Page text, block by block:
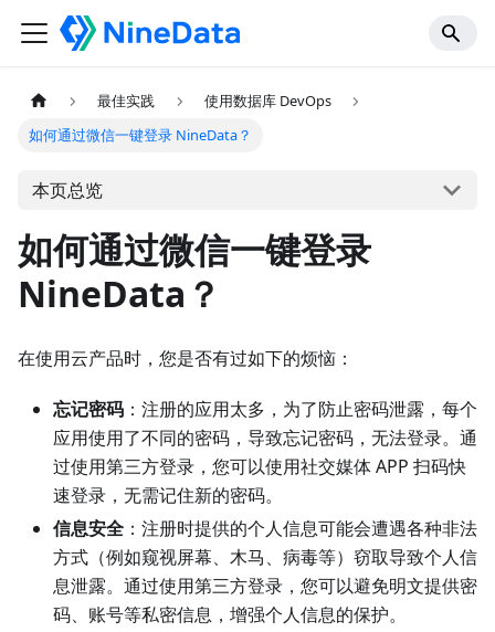
最佳实践
使用数据库 DevOps
如何通过微信一键登录 NineData？
本页总览
如何通过微信一键登录
NineData？
在使用云产品时，您是否有过如下的烦恼：
忘记密码 ：注册的应用太多，为了防止密码泄露，每个
应用使用了不同的密码，导致忘记密码，无法登录。通
过使用第三方登录，您可以使用社交媒体 APP 扫码快
速登录，无需记住新的密码。
信息安全 ：注册时提供的个人信息可能会遭遇各种非法
方式（例如窥视屏幕、木马、病毒等）窃取导致个人信
息泄露。通过使用第三方登录，您可以避免明文提供密
码、账号等私密信息，增强个人信息的保护。